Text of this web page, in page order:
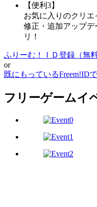
【便利3】
お気に入りのクリ
修正・追加アップ
リ！
ふりーむ！ＩＤ登録（無料
or
既にもっているFreem!ID
フリーゲームイ